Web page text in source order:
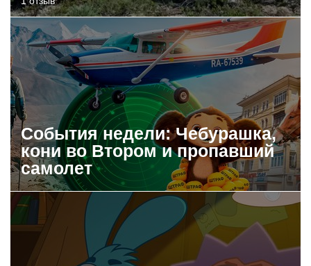
События недели: Чебурашка,
кони во Втором и пропавший
самолет